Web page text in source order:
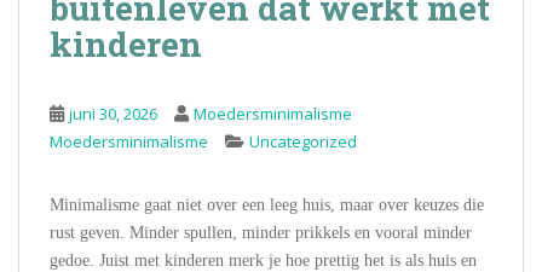
kinderen
juni 30, 2026
Moedersminimalisme
Moedersminimalisme
Uncategorized
Minimalisme gaat niet over een leeg huis, maar over keuzes die
rust geven. Minder spullen, minder prikkels en vooral minder
gedoe. Juist met kinderen merk je hoe prettig het is als huis en